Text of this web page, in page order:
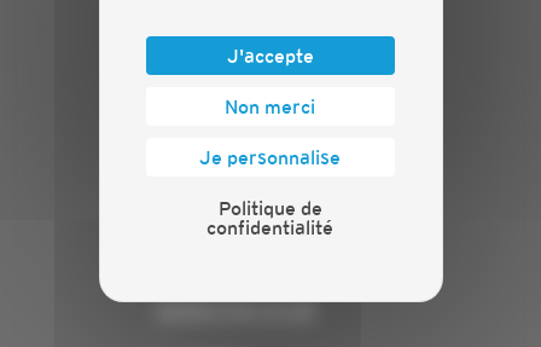
PRESSE
Communiqués de presse
J'accepte
Non merci
Je personnalise
Politique de
confidentialité